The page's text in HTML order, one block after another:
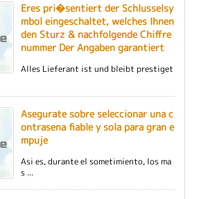
Eres pri�sentiert der Schlusselsy
mbol eingeschaltet, welches Ihnen
den Sturz & nachfolgende Chiffre
nummer Der Angaben garantiert
Alles Lieferant ist und bleibt prestiget
Asegurate sobre seleccionar una c
ontrasena fiable y sola para gran e
mpuje
Asi es, durante el sometimiento, los ma
s ...